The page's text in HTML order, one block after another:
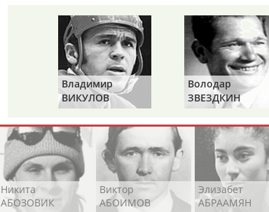
АБДУРАХМАНОВ
Адлан
АБДУРАШИДОВ
Рустам
АБДУРАШИДОВ
Никита
АБОЗОВИК
Виктор
АБОИМОВ
Элизабет
АБРААМЯН
Владимир
ВИКУЛОВ
Володар
ЗВЕЗДКИН